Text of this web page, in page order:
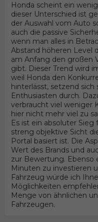
Honda scheint ein
dieser Unterschied ist
der Auswahl vom Auto
auch die passive
wenn man alles in
Abstand höheren Level
am Anfang den großen
gibt. Dieser Trend wird
weil Honda den
hinterlässt, setzend
Enthusiasten durch.
verbraucht viel weniger
hier nicht mehr viel zu
Es ist ein absoluter
streng objektive Sicht
Portal basiert ist. Die
Wert des Brands und
zur Bewertung. Ebenso
Minuten zu investieren
Fahrzeug würde ich
Möglichkeiten
Menge von ähnlichen
Fahrzeugen.